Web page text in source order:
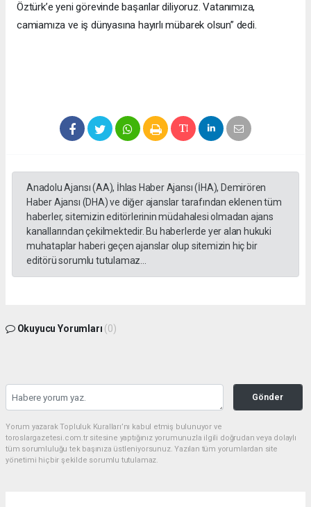
Öztürk’e yeni görevinde başarılar diliyoruz. Vatanımıza,
camiamıza ve iş dünyasına hayırlı mübarek olsun” dedi.
Anadolu Ajansı (AA), İhlas Haber Ajansı (İHA), Demirören
Haber Ajansı (DHA) ve diğer ajanslar tarafından eklenen tüm
haberler, sitemizin editörlerinin müdahalesi olmadan ajans
kanallarından çekilmektedir. Bu haberlerde yer alan hukuki
muhataplar haberi geçen ajanslar olup sitemizin hiç bir
editörü sorumlu tutulamaz...
Okuyucu Yorumları (0)
Gönder
Yorum yazarak Topluluk Kuralları’nı kabul etmiş bulunuyor ve
toroslargazetesi.com.tr sitesine yaptığınız yorumunuzla ilgili doğrudan veya dolaylı
tüm sorumluluğu tek başınıza üstleniyorsunuz. Yazılan tüm yorumlardan site
yönetimi hiçbir şekilde sorumlu tutulamaz.